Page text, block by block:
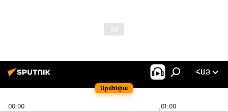
Արմենիա
ՀԱՅ
00:00 01:00